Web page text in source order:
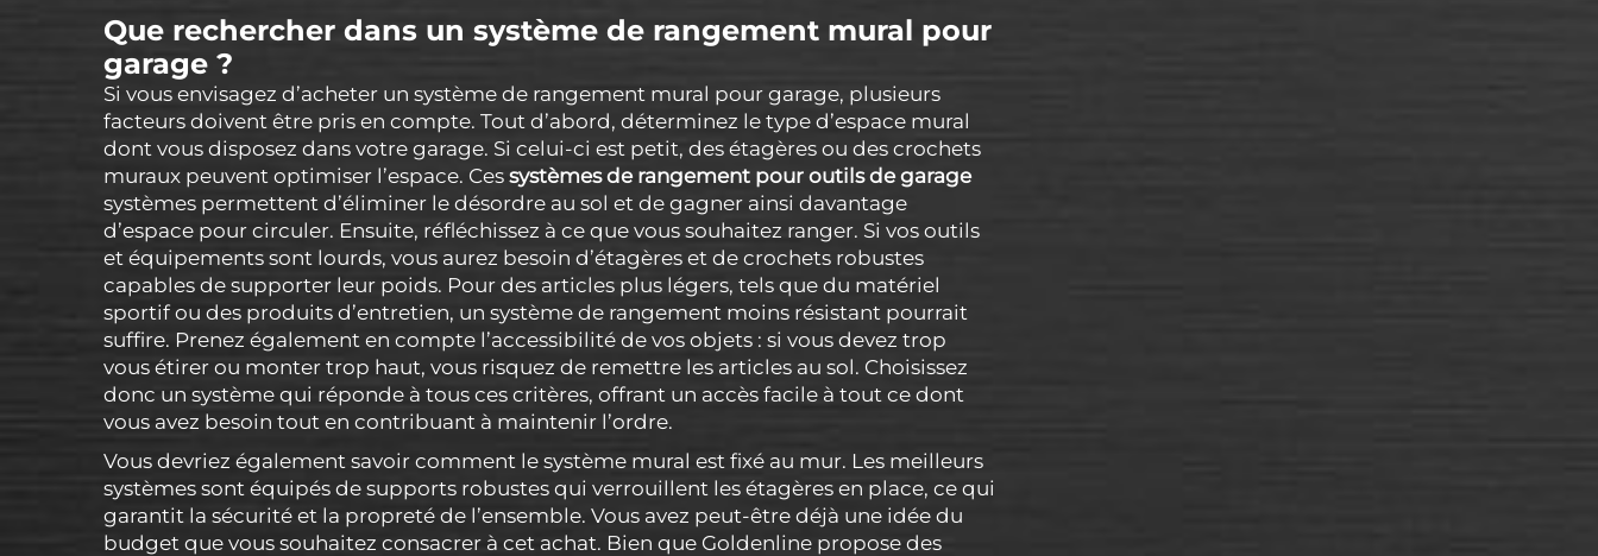
Que rechercher dans un système de rangement mural pour
garage ?
Si vous envisagez d’acheter un système de rangement mural pour garage, plusieurs
facteurs doivent être pris en compte. Tout d’abord, déterminez le type d’espace mural
dont vous disposez dans votre garage. Si celui-ci est petit, des étagères ou des crochets
muraux peuvent optimiser l’espace. Ces systèmes de rangement pour outils de garage
systèmes permettent d’éliminer le désordre au sol et de gagner ainsi davantage
d’espace pour circuler. Ensuite, réfléchissez à ce que vous souhaitez ranger. Si vos outils
et équipements sont lourds, vous aurez besoin d’étagères et de crochets robustes
capables de supporter leur poids. Pour des articles plus légers, tels que du matériel
sportif ou des produits d’entretien, un système de rangement moins résistant pourrait
suffire. Prenez également en compte l’accessibilité de vos objets : si vous devez trop
vous étirer ou monter trop haut, vous risquez de remettre les articles au sol. Choisissez
donc un système qui réponde à tous ces critères, offrant un accès facile à tout ce dont
vous avez besoin tout en contribuant à maintenir l’ordre.
Vous devriez également savoir comment le système mural est fixé au mur. Les meilleurs
systèmes sont équipés de supports robustes qui verrouillent les étagères en place, ce qui
garantit la sécurité et la propreté de l’ensemble. Vous avez peut-être déjà une idée du
budget que vous souhaitez consacrer à cet achat. Bien que Goldenline propose des